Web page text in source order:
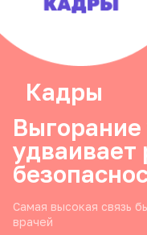
Кадры
Выгорание
удваивает
Самая высокая связь
врачей